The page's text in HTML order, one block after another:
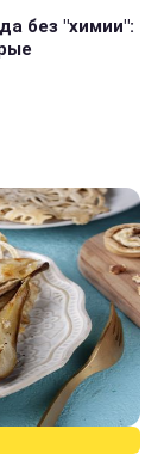
без "химии":